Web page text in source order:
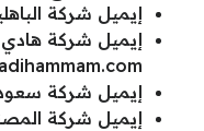
إيميل شركة
إيميل شركة هادي
إيميل شركة
إيميل شركة